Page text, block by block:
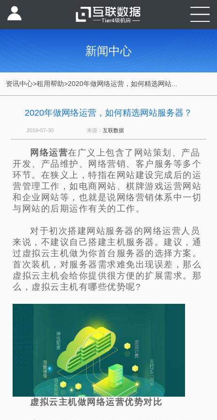
新闻中心
资讯中心>租用帮助>2020年做网络运营，如何精选网站...
2020年做网络运营，如何精选网站服务器？
2019-07-30 来源： 互联数据
网络运营在广义上包含了网站策划、产品
开发、产品维护、网络营销、客户服务等多个
环节。在狭义上，特指在网站建设完成后的运
营管理工作，如电商网站、棋牌游戏运营网站
和企业网站等，也就是说网络营销体系中一切
与网站的后期运作有关的工作。
对于初次搭建网站服务器的网络运营人员
来说，不建议自己搭建主机服务器。建议，通
过虚拟云主机做为你首台服务器的选择方案。
首次装机，对服务器需求难免出现误差，那么
虚拟云主机会给你提供很方便的扩展需求。那
么，虚拟云主机有哪些优势呢?
虚拟云主机做网络运营优势对比